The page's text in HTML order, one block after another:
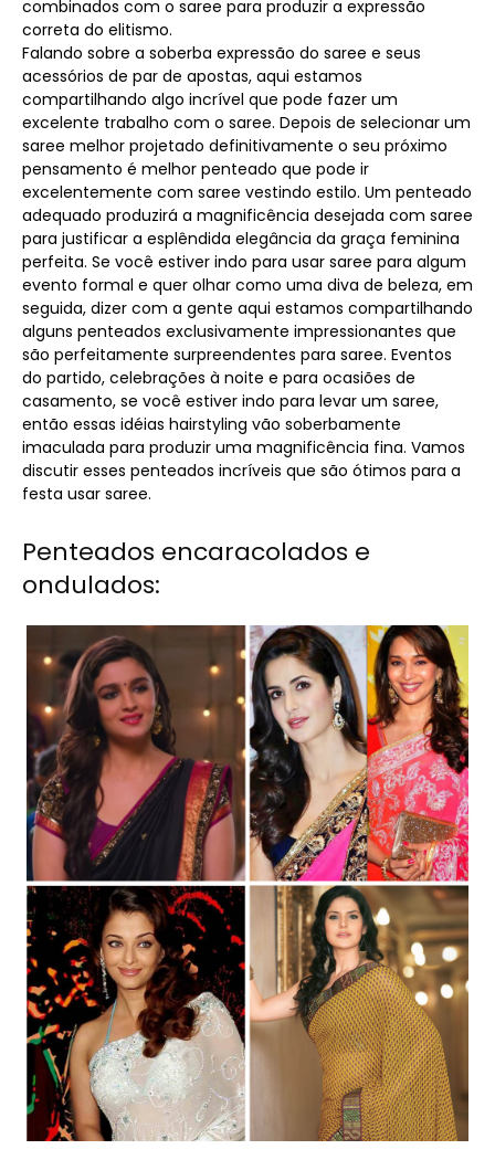
combinados com o saree para produzir a expressão
correta do elitismo.
Falando sobre a soberba expressão do saree e seus
acessórios de par de apostas, aqui estamos
compartilhando algo incrível que pode fazer um
excelente trabalho com o saree. Depois de selecionar um
saree melhor projetado definitivamente o seu próximo
pensamento é melhor penteado que pode ir
excelentemente com saree vestindo estilo. Um penteado
adequado produzirá a magnificência desejada com saree
para justificar a esplêndida elegância da graça feminina
perfeita. Se você estiver indo para usar saree para algum
evento formal e quer olhar como uma diva de beleza, em
seguida, dizer com a gente aqui estamos compartilhando
alguns penteados exclusivamente impressionantes que
são perfeitamente surpreendentes para saree. Eventos
do partido, celebrações à noite e para ocasiões de
casamento, se você estiver indo para levar um saree,
então essas idéias hairstyling vão soberbamente
imaculada para produzir uma magnificência fina. Vamos
discutir esses penteados incríveis que são ótimos para a
festa usar saree.
Penteados encaracolados e
ondulados: